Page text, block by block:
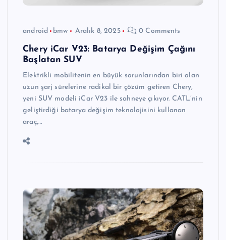
android bmw Aralık 8, 2025 0 Comments
Chery iCar V23: Batarya Değişim Çağını
Başlatan SUV
Elektrikli mobilitenin en büyük sorunlarından biri olan
uzun şarj sürelerine radikal bir çözüm getiren Chery,
yeni SUV modeli iCar V23 ile sahneye çıkıyor. CATL’nin
geliştirdiği batarya değişim teknolojisini kullanan
araç,…